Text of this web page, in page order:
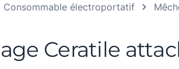
Consommable électroportatif
Ceratile